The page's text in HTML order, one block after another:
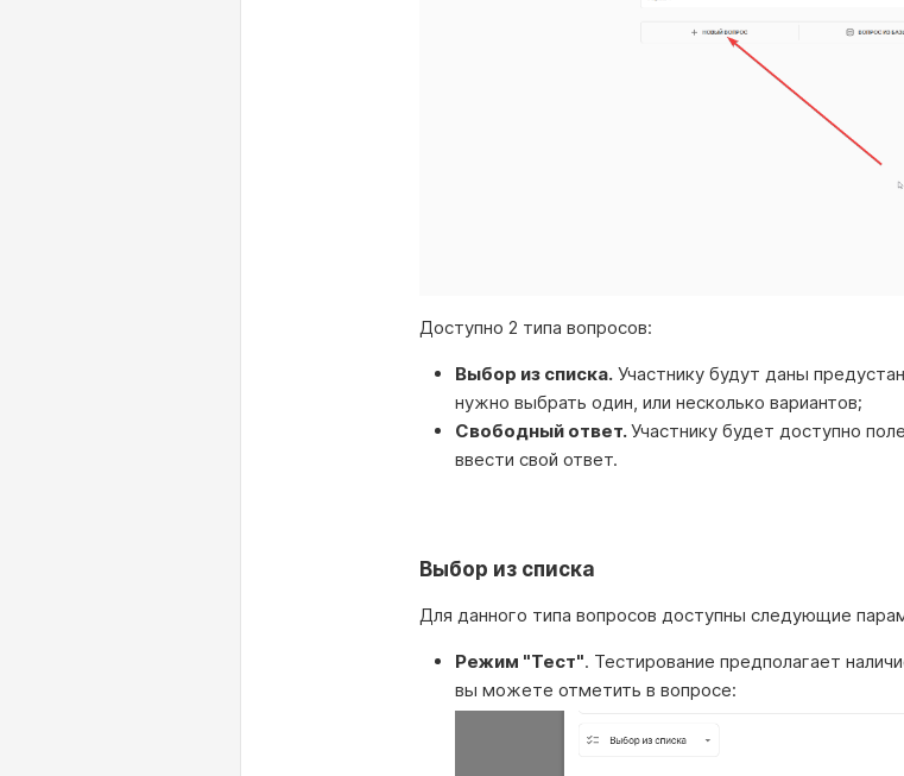
Доступно 2 типа вопросов:
Выбор из списка. Участнику будут даны
нужно выбрать один, или несколько вариантов;
Свободный ответ.Участнику будет доступно
ввести свой ответ.
Выбор из списка
Для данного типа вопросов доступны следующие
Режим "Тест". Тестирование предполагает
вы можете отметить в вопросе: